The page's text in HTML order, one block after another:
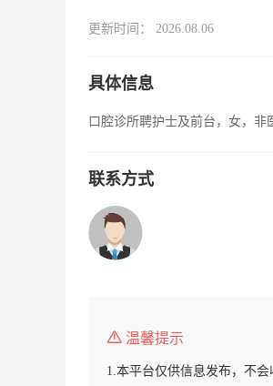
更新时间： 2026.08.06
具体信息
口腔诊所聘护士及前台，女，非
联系方式
温馨提示
1.本平台仅供信息发布，不